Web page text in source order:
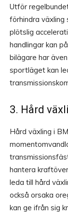
Utför
förhindra växling
plötslig
handlingar kan
bilägare har
sportläget kan
3. Hård
Hård växling i
hantera
leda till hård
också orsaka
kan ge ifrån sig